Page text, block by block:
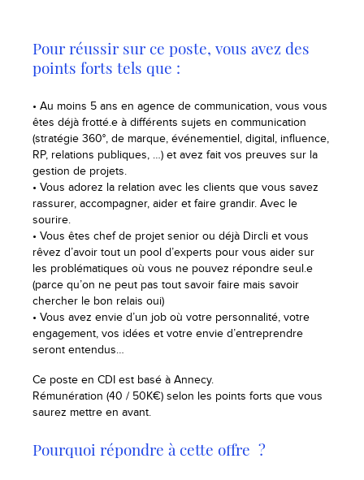
Pour réussir sur ce poste, vous avez des
points forts tels que :
• Au moins 5 ans en agence de communication, vous vous
êtes déjà frotté.e à différents sujets en communication
(stratégie 360°, de marque, événementiel, digital, influence,
RP, relations publiques, …) et avez fait vos preuves sur la
gestion de projets.
• Vous adorez la relation avec les clients que vous savez
rassurer, accompagner, aider et faire grandir. Avec le
sourire.
• Vous êtes chef de projet senior ou déjà Dircli et vous
rêvez d’avoir tout un pool d’experts pour vous aider sur
les problématiques où vous ne pouvez répondre seul.e
(parce qu’on ne peut pas tout savoir faire mais savoir
chercher le bon relais oui)
• Vous avez envie d’un job où votre personnalité, votre
engagement, vos idées et votre envie d’entreprendre
seront entendus…
Ce poste en CDI est basé à Annecy.
Rémunération (40 / 50K€) selon les points forts que vous
saurez mettre en avant.
Pourquoi répondre à cette offre ?